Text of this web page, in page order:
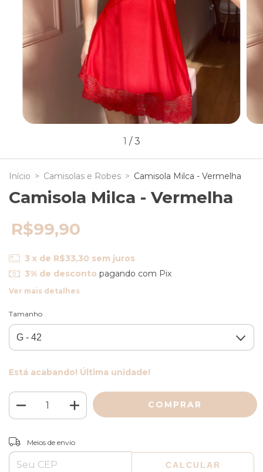
1 /3
Início > Camisolas e Robes > Camisola Milca - Vermelha
Camisola Milca - Vermelha
R$99,90
3 x de R$33,30 sem juros
3% de desconto pagando com Pix
Ver mais detalhes
Tamanho
Está acabando! Última unidade!
Entregas para o CEP:
Meios de envio
CALCULAR